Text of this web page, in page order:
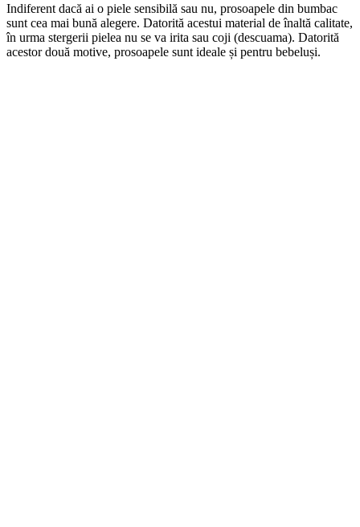
Indiferent dacă ai o piele sensibilă sau nu, prosoapele din bumbac
sunt cea mai bună alegere. Datorită acestui material de înaltă calitate,
în urma stergerii pielea nu se va irita sau coji (descuama). Datorită
acestor două motive, prosoapele sunt ideale și pentru bebeluși.